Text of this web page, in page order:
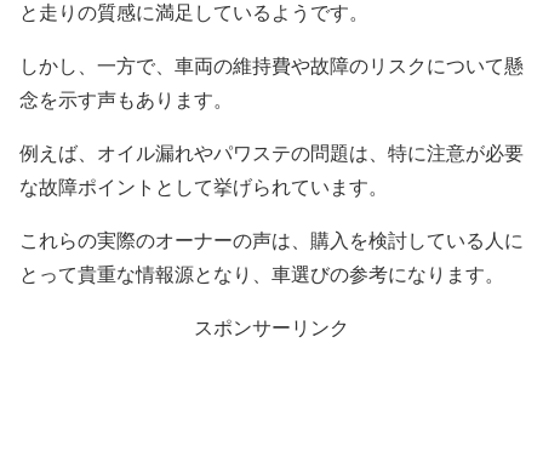
と走りの質感に満足しているようです。
しかし、一方で、車両の維持費や故障のリスクについて懸
念を示す声もあります。
例えば、オイル漏れやパワステの問題は、特に注意が必要
な故障ポイントとして挙げられています。
これらの実際のオーナーの声は、購入を検討している人に
とって貴重な情報源となり、車選びの参考になります。
スポンサーリンク